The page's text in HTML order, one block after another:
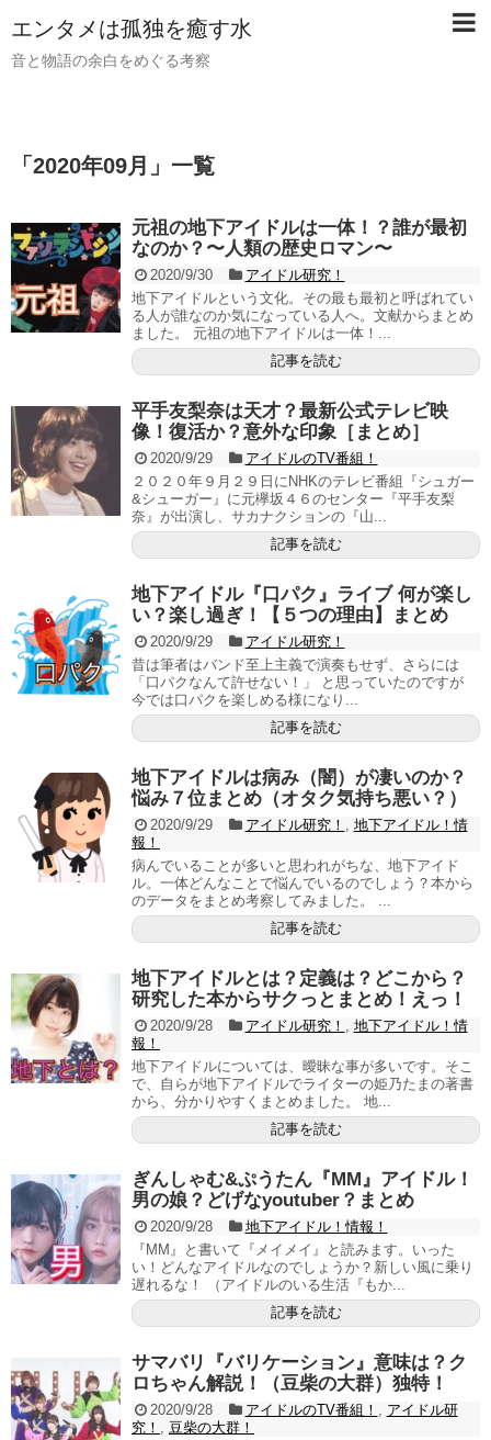
【PR】当サイトではアフィリエイト広告（PR）を利用し
ています。記事内ではアフィリエイトプログラムを利用し
て商品・サービスを紹介しています。
エンタメは孤独を癒す水
音と物語の余白をめぐる考察
「 2020年09月 」 一覧
元祖の地下アイドルは一体！？誰が最初
なのか？〜人類の歴史ロマン〜
2020/9/30
アイドル研究！
地下アイドルという文化。その最も最初と呼ばれてい
る人が誰なのか気になっている人へ。文献からまとめ
ました。 元祖の地下アイドルは一体！...
記事を読む
平手友梨奈は天才？最新公式テレビ映
像！復活か？意外な印象［まとめ］
2020/9/29
アイドルのTV番組！
２０２０年９月２９日にNHKのテレビ番組『シュガー
&シューガー』に元欅坂４６のセンター『平手友梨
奈』が出演し、サカナクションの『山...
記事を読む
地下アイドル『口パク』ライブ 何が楽し
い？楽し過ぎ！【５つの理由】まとめ
2020/9/29
アイドル研究！
昔は筆者はバンド至上主義で演奏もせず、さらには
「口パクなんて許せない！」 と思っていたのですが
今では口パクを楽しめる様になり...
記事を読む
地下アイドルは病み（闇）が凄いのか？
悩み７位まとめ（オタク気持ち悪い？）
2020/9/29 アイドル研究！
地下アイドル！情
報！
病んでいることが多いと思われがちな、地下アイド
ル。一体どんなことで悩んでいるのでしょう？本から
のデータをまとめ考察してみました。 ...
記事を読む
地下アイドルとは？定義は？どこから？
研究した本からサクっとまとめ！えっ！
2020/9/28 アイドル研究！
地下アイドル！情
報！
地下アイドルについては、曖昧な事が多いです。そこ
で、自らが地下アイドルでライターの姫乃たまの著書
から、分かりやすくまとめました。 地...
記事を読む
ぎんしゃむ&ぷうたん『MM』アイドル！
男の娘？どげなyoutuber？まとめ
2020/9/28
地下アイドル！情報！
『MM』と書いて『メイメイ』と読みます。いった
い！どんなアイドルなのでしょうか？新しい風に乗り
遅れるな！ （アイドルのいる生活『もか...
記事を読む
サマバリ『バリケーション』意味は？ク
ロちゃん解説！（豆柴の大群）独特！
2020/9/28 アイドルのTV番組！
アイドル研
究！
豆柴の大群！